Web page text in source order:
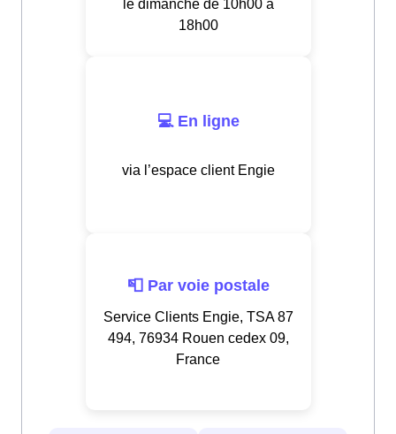
le dimanche de 10h00 à
18h00
💻 En ligne
via l’espace client Engie
📮 Par voie postale
Service Clients Engie, TSA 87
494, 76934 Rouen cedex 09,
France